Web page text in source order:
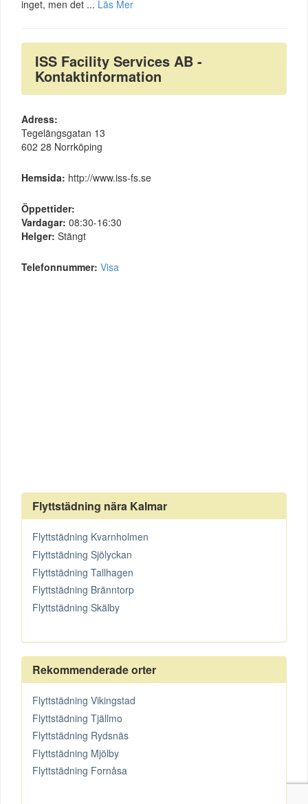
inget, men det ... Läs Mer
ISS Facility Services AB -
Kontaktinformation
Adress:
Tegelängsgatan 13
602 28 Norrköping
Hemsida: http://www.iss-fs.se
Öppettider:
Vardagar: 08:30-16:30
Helger: Stängt
Telefonnummer: Visa
Flyttstädning nära Kalmar
Flyttstädning Kvarnholmen
Flyttstädning Sjölyckan
Flyttstädning Tallhagen
Flyttstädning Bränntorp
Flyttstädning Skälby
Rekommenderade orter
Flyttstädning Vikingstad
Flyttstädning Tjällmo
Flyttstädning Rydsnäs
Flyttstädning Mjölby
Flyttstädning Fornåsa